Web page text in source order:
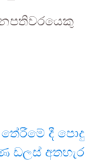
දී පොදු
ඩලස් අතහැර